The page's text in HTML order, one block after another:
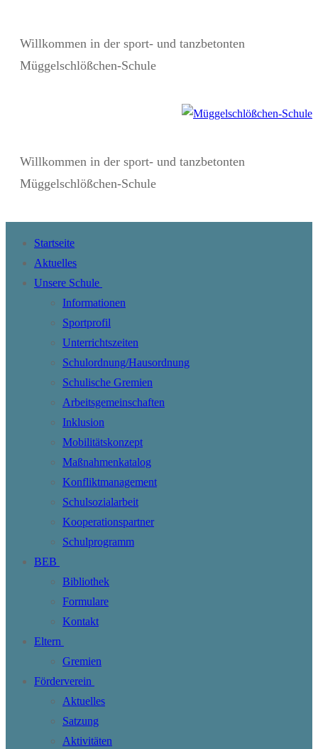
Willkommen in der sport- und tanzbetonten
Müggelschlößchen-Schule
Willkommen in der sport- und tanzbetonten
Müggelschlößchen-Schule
Startseite
Aktuelles
Unsere Schule
Informationen
Sportprofil
Unterrichtszeiten
Schulordnung/Hausordnung
Schulische Gremien
Arbeitsgemeinschaften
Inklusion
Mobilitätskonzept
Maßnahmenkatalog
Konfliktmanagement
Schulsozialarbeit
Kooperationspartner
Schulprogramm
BEB
Bibliothek
Formulare
Kontakt
Eltern
Gremien
Förderverein
Aktuelles
Satzung
Aktivitäten